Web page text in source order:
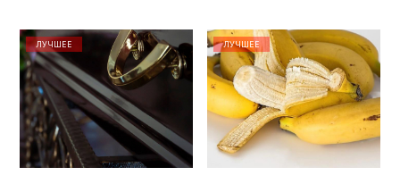
ЛУЧШЕЕ ЛУЧШЕЕ